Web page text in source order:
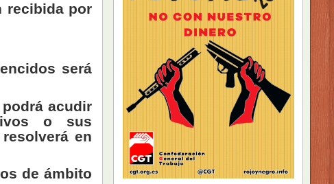
recibida por
será
acudir
o sus
en
de ámbito